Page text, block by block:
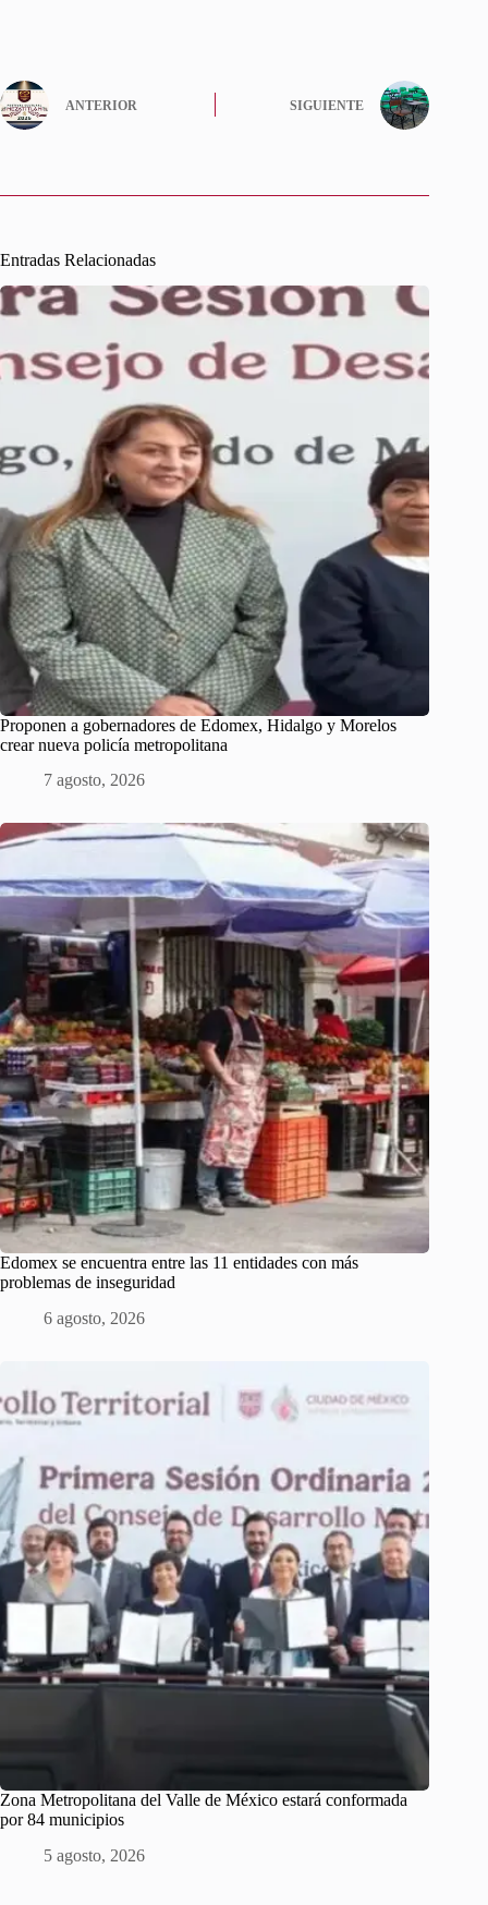
ANTERIOR SIGUIENTE
Entradas Relacionadas
Proponen a gobernadores de Edomex, Hidalgo y Morelos
crear nueva policía metropolitana
7 agosto, 2026
Edomex se encuentra entre las 11 entidades con más
problemas de inseguridad
6 agosto, 2026
Zona Metropolitana del Valle de México estará conformada
por 84 municipios
5 agosto, 2026